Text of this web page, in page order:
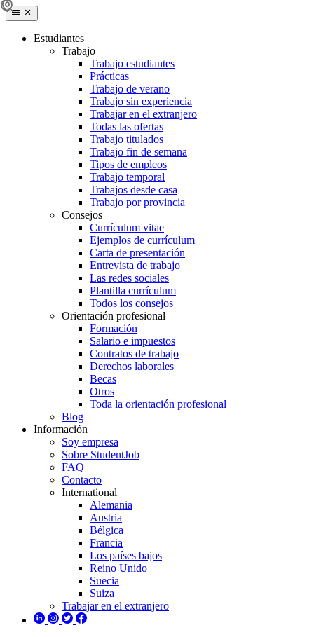
Estudiantes
Trabajo
Trabajo estudiantes
Prácticas
Trabajo de verano
Trabajo sin experiencia
Trabajar en el extranjero
Todas las ofertas
Trabajo titulados
Trabajo fin de semana
Tipos de empleos
Trabajo temporal
Trabajos desde casa
Trabajo por provincia
Consejos
Currículum vitae
Ejemplos de currículum
Carta de presentación
Entrevista de trabajo
Las redes sociales
Plantilla currículum
Todos los consejos
Orientación profesional
Formación
Salario e impuestos
Contratos de trabajo
Derechos laborales
Becas
Otros
Toda la orientación profesional
Blog
Información
Soy empresa
Sobre StudentJob
FAQ
Contacto
International
Alemania
Austria
Bélgica
Francia
Los países bajos
Reino Unido
Suecia
Suiza
Trabajar en el extranjero